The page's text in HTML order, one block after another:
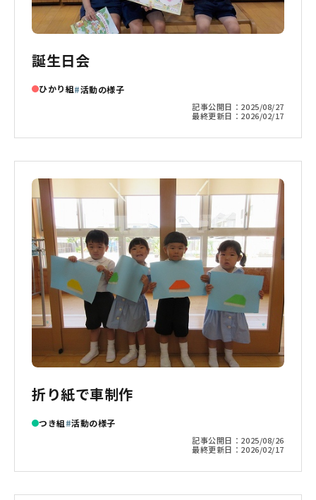
誕生日会
ひかり組 活動の様子
記事公開日： 2025/08/27
最終更新日： 2026/02/17
折り紙で車制作
つき組 活動の様子
記事公開日： 2025/08/26
最終更新日： 2026/02/17